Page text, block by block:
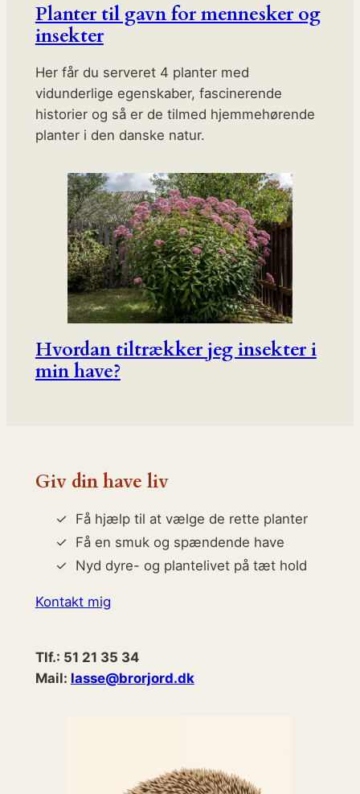
Planter til gavn for mennesker og
insekter
Her får du serveret 4 planter med
vidunderlige egenskaber, fascinerende
historier og så er de tilmed hjemmehørende
planter i den danske natur.
Hvordan tiltrækker jeg insekter i
min have?
Giv din have liv
Få hjælp til at vælge de rette planter
Få en smuk og spændende have
Nyd dyre- og plantelivet på tæt hold
Kontakt mig
Tlf.: 51 21 35 34
Mail: lasse@brorjord.dk